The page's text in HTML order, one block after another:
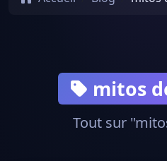
mitos
Tout sur